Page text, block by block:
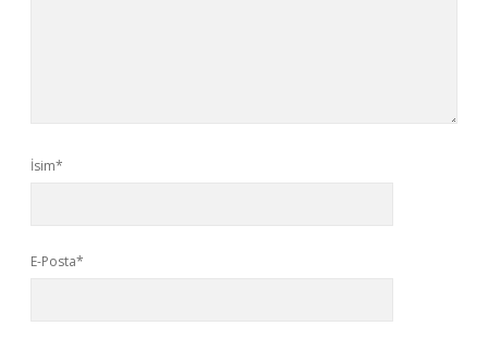
İsim*
E-Posta*